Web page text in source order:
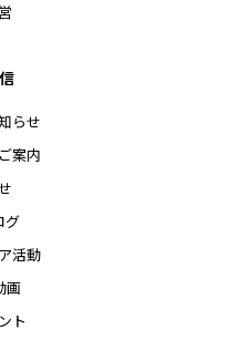
らせ
案内
グ
活動
画
ト